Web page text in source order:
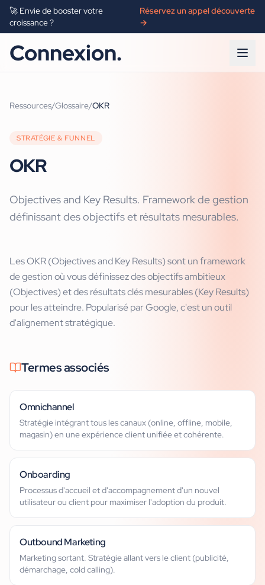
🚀 Envie de booster votre
croissance ?
Réservez un appel découverte
→
Connexion.
Ressources/Glossaire/OKR
STRATÉGIE & FUNNEL
OKR
Objectives and Key Results. Framework de gestion
définissant des objectifs et résultats mesurables.
Les OKR (Objectives and Key Results) sont un framework
de gestion où vous définissez des objectifs ambitieux
(Objectives) et des résultats clés mesurables (Key Results)
pour les atteindre. Popularisé par Google, c'est un outil
d'alignement stratégique.
Termes associés
Omnichannel
Stratégie intégrant tous les canaux (online, offline, mobile,
magasin) en une expérience client unifiée et cohérente.
Onboarding
Processus d'accueil et d'accompagnement d'un nouvel
utilisateur ou client pour maximiser l'adoption du produit.
Outbound Marketing
Marketing sortant. Stratégie allant vers le client (publicité,
démarchage, cold calling).